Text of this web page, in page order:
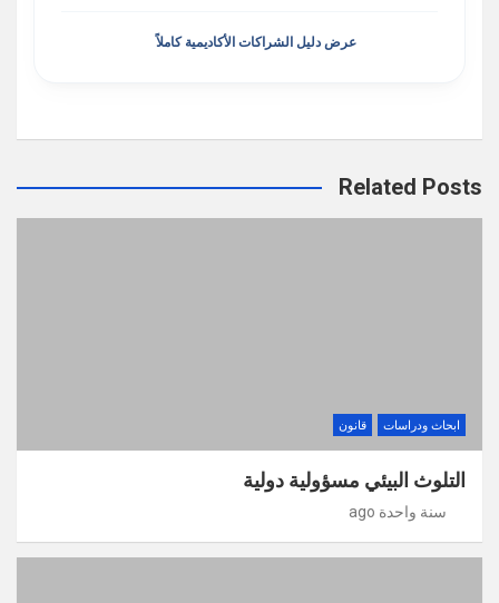
عرض دليل الشراكات الأكاديمية كاملاً
Related Posts
ابحاث ودراسات قانون
التلوث البيئي مسؤولية دولية
سنة واحدة ago